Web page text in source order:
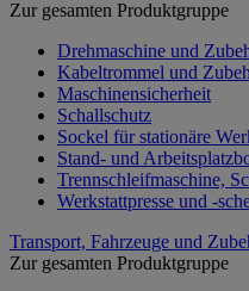
Zur gesamten Produktgruppe
Drehmaschine und
Kabeltrommel und
Maschinensicherheit
Schallschutz
Sockel für stationäre
Stand- und
Trennschleifmaschine,
Werkstattpresse und -
Transport, Fahrzeuge und
Zur gesamten Produktgruppe